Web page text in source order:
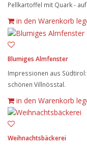
Pellkartoffel mit Quark -
in den Warenkorb
Blumiges Almfenster
Impressionen aus
schönen Villnösstal.
in den Warenkorb
Weihnachtsbäckerei